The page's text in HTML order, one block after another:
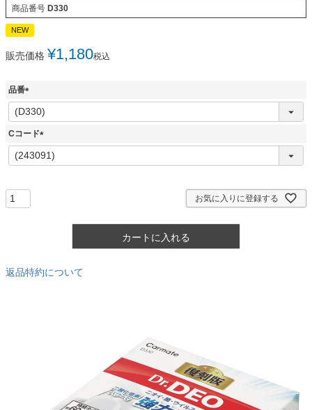
商品番号 D330
NEW
販売価格 ¥1,180税込
品番
(
必
須
Cコード
(
必
お気に入りに登録する
カートに入れる
返品特約について